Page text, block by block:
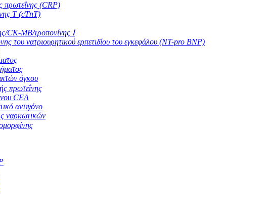
πρωτεΐνης (CRP)
Τ (cTnT)
CK-MB/τροπονίνης Ⅰ
του νατριουρητικού ερπετιδίου του εγκεφάλου (NT-pro BNP)
όγκου
πρωτεΐνης
CEA
αντιγόνο
ναρκωτικών